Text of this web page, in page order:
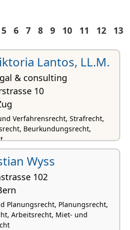
5 6 7 8 9 10 11 12 13
Lantos, LL.M.
& consulting
10
Verfahrensrecht, Strafrecht,
Beurkundungsrecht,
Wyss
102
Planungsrecht, Planungsrecht,
Arbeitsrecht, Miet- und